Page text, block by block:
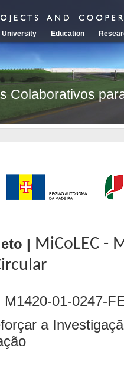
University Education
Colaborativos
| MiCoLEC -
M1420-01-0247-
a